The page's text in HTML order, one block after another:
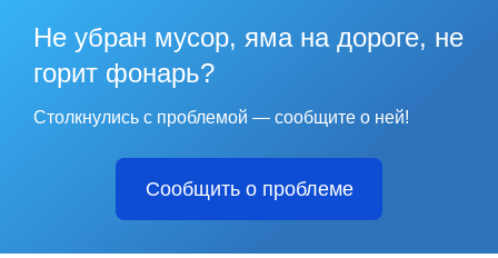
Не убран мусор, яма на дороге, не
горит фонарь?
Столкнулись с проблемой — сообщите о ней!
Сообщить о проблеме